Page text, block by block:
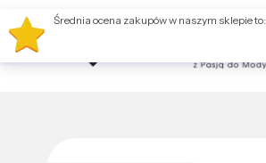
Średnia ocena zakupów w naszym sklepie to: